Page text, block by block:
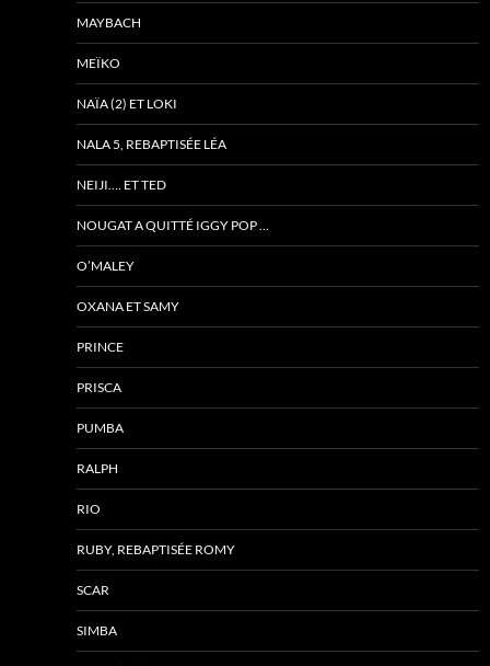
MAYBACH
MEÏKO
NAÏA (2) ET LOKI
NALA 5, REBAPTISÉE LÉA
NEIJI…. ET TED
NOUGAT A QUITTÉ IGGY POP …
O’MALEY
OXANA ET SAMY
PRINCE
PRISCA
PUMBA
RALPH
RIO
RUBY, REBAPTISÉE ROMY
SCAR
SIMBA